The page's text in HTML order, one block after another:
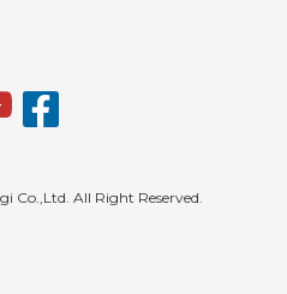
Co.,Ltd. All Right Reserved.